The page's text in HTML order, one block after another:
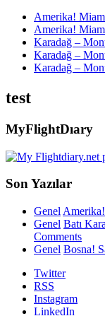
Amerika!
Amerika!
Karadağ –
Karadağ –
Karadağ –
test
MyFlightDıary
Son Yazılar
Genel
Genel Batı
Comments
Genel Bosna!
Twitter
RSS
Instagram
LinkedIn